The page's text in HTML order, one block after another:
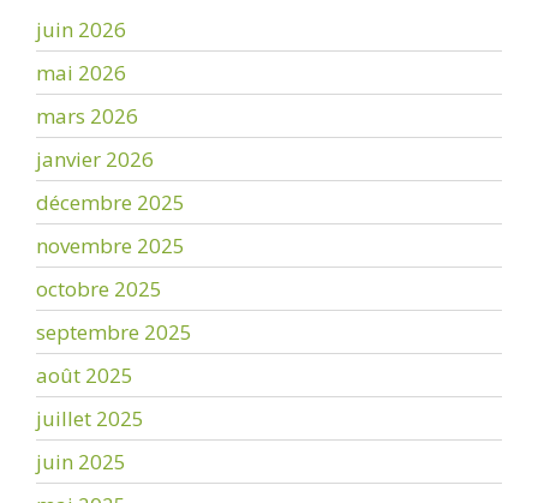
juin 2026
mai 2026
mars 2026
janvier 2026
décembre 2025
novembre 2025
octobre 2025
septembre 2025
août 2025
juillet 2025
juin 2025